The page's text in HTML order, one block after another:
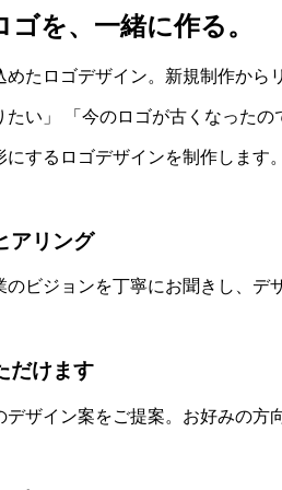
を、一緒に作る。
たロゴデザイン。新規制作から
たい」 「今のロゴが古くなったの
するロゴデザインを制作します
アリング
ビジョンを丁寧にお聞きし、デ
だけます
ザイン案をご提案。お好みの方